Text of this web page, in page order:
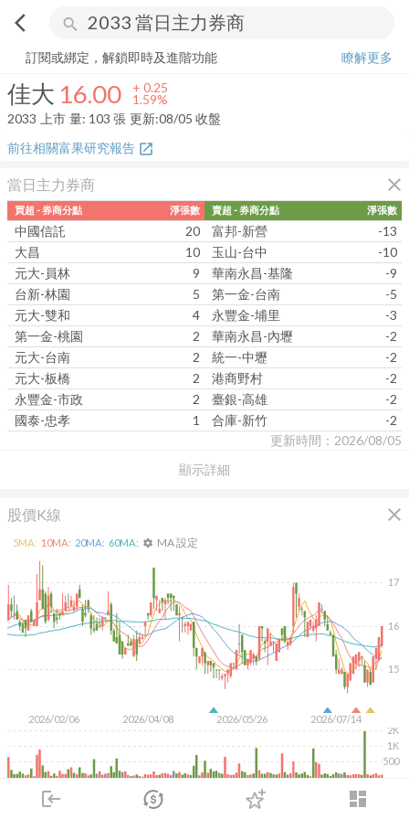
arrow_back_ios search
login dashboard
市場 登入
佳大 16.00+ 1.59%
訂閱或綁定，解鎖即時及進階功能
瞭解更多
佳大 16.00 + 0.25
1.59%
2033
上市 量: 103 張 更新:08/05 收盤
前往相關富果研究報告 open_in_new
當日主力券商 close
顯示詳細
買超 - 券商分點 淨張數
中國信託
20
大昌
10
元大-員林
9
台新-林園
5
元大-雙和
4
第一金-桃園
2
元大-台南
2
元大-板橋
2
永豐金-市政
2
國泰-忠孝
1
賣超 - 券商分點 淨張數
富邦-新營
-13
玉山-台中
-10
華南永昌-基隆
-9
第一金-台南
-5
永豐金-埔里
-3
華南永昌-內壢
-2
統一-中壢
-2
港商野村
-2
臺銀-高雄
-2
合庫-新竹
-2
更新時間：2026/08/05
股價K線 close
2026/02/06 2026/04/08 2026/05/26 2026/07/14
15
16
17
500
1K
2K
5MA: 10MA: 20MA: 60MA: settings MA 設定
KD RSI 手勢操作